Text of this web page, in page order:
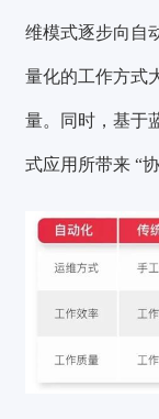
维模式逐步向自
量化的工作方式
量。同时，基于
式应用所带来 “